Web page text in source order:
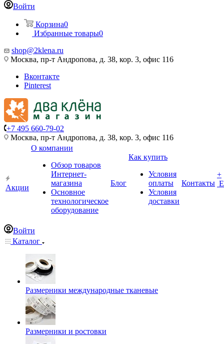
Войти
Корзина0
Избранные товары0
shop@2klena.ru
Москва, пр-т Андропова, д. 38, кор. 3, офис 116
Вконтакте
Pinterest
+7 495 660-79-02
Москва, пр-т Андропова, д. 38, кор. 3, офис 116
Акции
О компании
Обзор товаров
Интернет-
магазина
Основное
технологическое
оборудование
Блог
Как купить
Условия
оплаты
Условия
доставки
Контакты
+
Войти
Каталог
Размерники международные тканевые
Размерники и ростовки